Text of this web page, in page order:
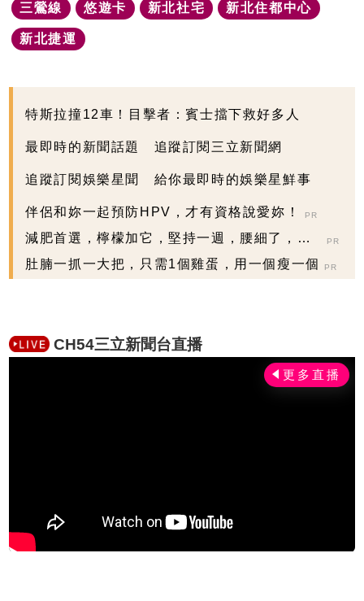
三鶯線 悠遊卡 新北社宅 新北住都中心
新北捷運
特斯拉撞12車！目擊者：賓士擋下救好多人
最即時的新聞話題 追蹤訂閱三立新聞網
追蹤訂閱娛樂星聞 給你最即時的娛樂星鮮事
伴侶和妳一起預防HPV，才有資格說愛妳！ PR
減肥首選，檸檬加它，堅持一週，腰細了，瘦
到你懷疑人生
PR
肚腩一抓一大把，只需1個雞蛋，用一個瘦一個 PR
CH54三立新聞台直播